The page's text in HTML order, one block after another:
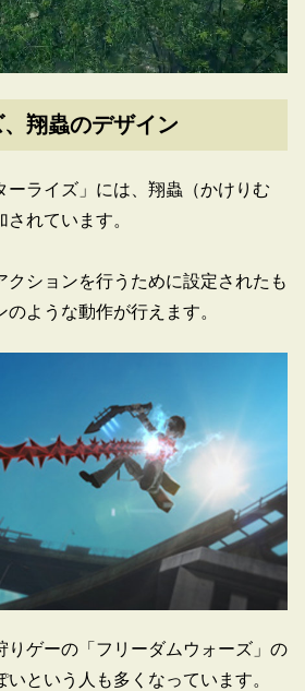
翔蟲のデザイン
ライズ」には、翔蟲（かけりむ
れています。
ションを行うために設定されたも
ような動作が行えます。
ゲーの「フリーダムウォーズ」の
いという人も多くなっています。